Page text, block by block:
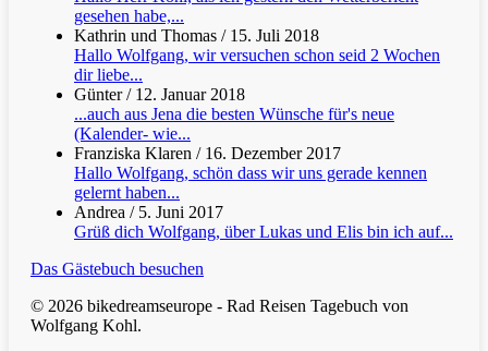
gesehen habe,...
Kathrin und Thomas / 15. Juli 2018
Hallo Wolfgang, wir versuchen schon seid 2 Wochen
dir liebe...
Günter/ 12. Januar 2018
...auch aus Jena die besten Wünsche für's neue
(Kalender- wie...
Franziska Klaren / 16. Dezember 2017
Hallo Wolfgang, schön dass wir uns gerade kennen
gelernt haben...
Andrea / 5. Juni 2017
Grüß dich Wolfgang, über Lukas und Elis bin ich auf...
Das Gästebuch besuchen
© 2026 bikedreamseurope - Rad Reisen Tagebuch von
Wolfgang Kohl.